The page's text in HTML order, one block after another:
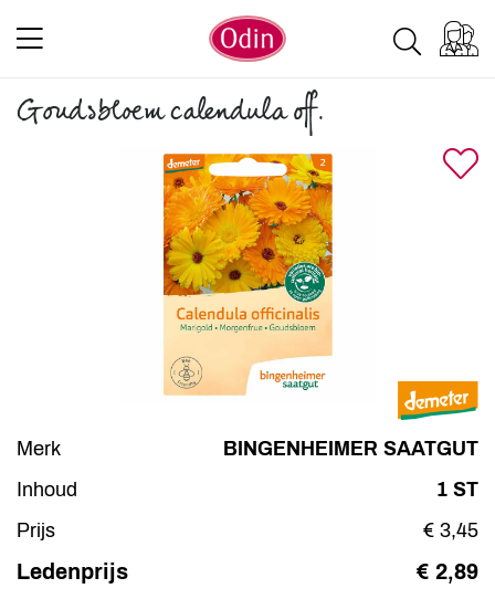
Goudsbloem calendula off.
Merk
BINGENHEIMER SAATGUT
Inhoud
1 ST
Prijs
€ 3,45
Ledenprijs € 2,89